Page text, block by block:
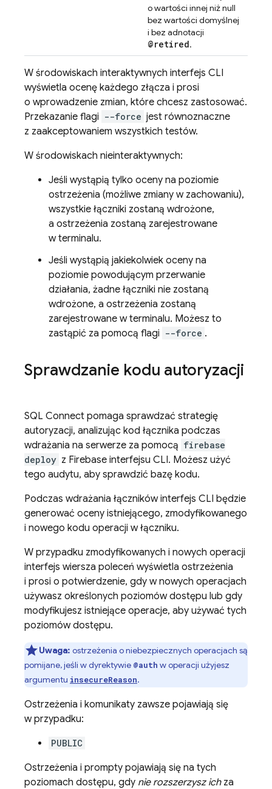
o wartości innej niż null
bez wartości domyślnej
i bez adnotacji
@retired.
W środowiskach interaktywnych interfejs CLI
wyświetla ocenę każdego złącza i prosi
o wprowadzenie zmian, które chcesz zastosować.
Przekazanie flagi --force jest równoznaczne
z zaakceptowaniem wszystkich testów.
W środowiskach nieinteraktywnych:
Jeśli wystąpią tylko oceny na poziomie
ostrzeżenia (możliwe zmiany w zachowaniu),
wszystkie łączniki zostaną wdrożone,
a ostrzeżenia zostaną zarejestrowane
w terminalu.
Jeśli wystąpią jakiekolwiek oceny na
poziomie powodującym przerwanie
działania, żadne łączniki nie zostaną
wdrożone, a ostrzeżenia zostaną
zarejestrowane w terminalu. Możesz to
zastąpić za pomocą flagi --force .
Sprawdzanie kodu autoryzacji
SQL Connect pomaga sprawdzać strategię
autoryzacji, analizując kod łącznika podczas
wdrażania na serwerze za pomocą firebase
deploy z Firebase interfejsu CLI. Możesz użyć
tego audytu, aby sprawdzić bazę kodu.
Podczas wdrażania łączników interfejs CLI będzie
generować oceny istniejącego, zmodyfikowanego
i nowego kodu operacji w łączniku.
W przypadku zmodyfikowanych i nowych operacji
interfejs wiersza poleceń wyświetla ostrzeżenia
i prosi o potwierdzenie, gdy w nowych operacjach
używasz określonych poziomów dostępu lub gdy
modyfikujesz istniejące operacje, aby używać tych
poziomów dostępu.
Uwaga: ostrzeżenia o niebezpiecznych operacjach są
pomijane, jeśli w dyrektywie @auth w operacji użyjesz
argumentu insecureReason.
Ostrzeżenia i komunikaty zawsze pojawiają się
w przypadku:
PUBLIC
Ostrzeżenia i prompty pojawiają się na tych
poziomach dostępu, gdy nie rozszerzysz ichza